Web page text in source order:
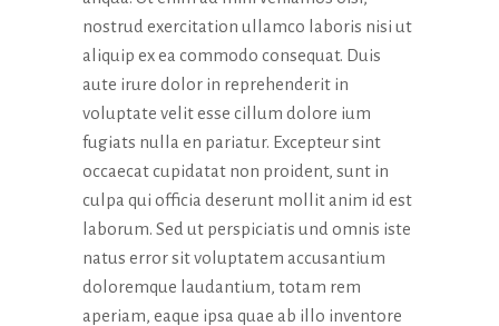
nostrud exercitation ullamco laboris nisi ut
aliquip ex ea commodo consequat. Duis
aute irure dolor in reprehenderit in
voluptate velit esse cillum dolore ium
fugiats nulla en pariatur. Excepteur sint
occaecat cupidatat non proident, sunt in
culpa qui officia deserunt mollit anim id est
laborum. Sed ut perspiciatis und omnis iste
natus error sit voluptatem accusantium
doloremque laudantium, totam rem
aperiam, eaque ipsa quae ab illo inventore